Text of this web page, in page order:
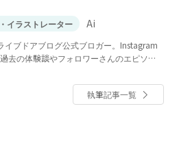
イラストレーター Ai
イブドアブログ公式ブロガー。Instagram
去の体験談やフォロワーさんのエピソー
執筆記事一覧